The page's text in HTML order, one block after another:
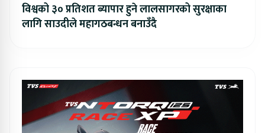
विश्वको ३० प्रतिशत ब्यापार हुने लालसागरको सुरक्षाका
लागि साउदीले महागठबन्धन बनाउँदै